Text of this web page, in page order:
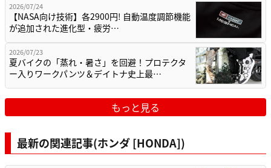
2026/07/24
【NASA向け技術】各2900円! 自動温度調節機能
が追加された進化型・疲労…
2026/07/23
夏バイクの「蒸れ・暑さ」を回避！プロテクタ
ー入りワークパンツ＆デイトナ史上最…
もっと見る
最新の関連記事(ホンダ [HONDA])